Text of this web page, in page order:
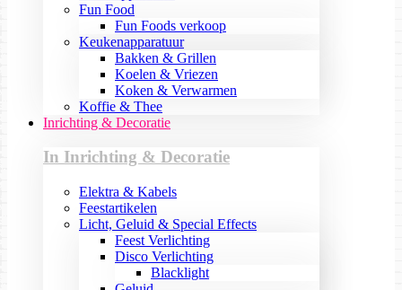
Fun Food
Fun Foods verkoop
Keukenapparatuur
Bakken & Grillen
Koelen & Vriezen
Koken & Verwarmen
Koffie & Thee
Inrichting & Decoratie
In Inrichting & Decoratie
Elektra & Kabels
Feestartikelen
Licht, Geluid & Special Effects
Feest Verlichting
Disco Verlichting
Blacklight